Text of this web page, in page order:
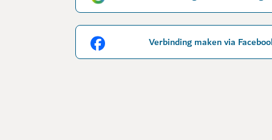
Verbinding maken via